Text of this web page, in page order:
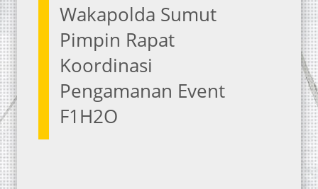
Wakapolda Sumut
Pimpin Rapat
Koordinasi
Pengamanan Event
F1H2O